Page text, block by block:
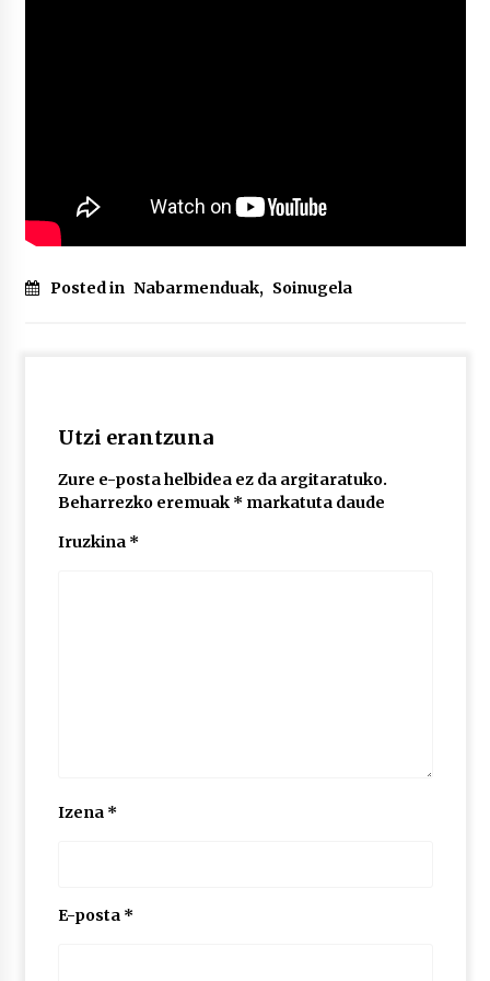
Posted in Nabarmenduak, Soinugela
Utzi erantzuna
Zure e-posta helbidea ez da argitaratuko.
Beharrezko eremuak * markatuta daude
Iruzkina *
Izena *
E-posta *